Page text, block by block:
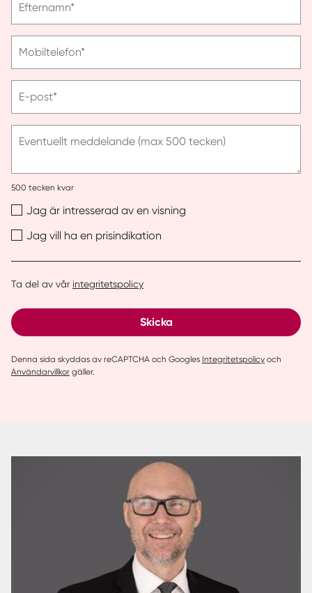
ange
Efternamn*
ange
Mobiltelefon*
ange
post
E-post*
Eventuellt meddelande (max 500 tecken)
500 tecken kvar
Jag är intresserad av en visning
Jag vill ha en prisindikation
Ta del av vår integritetspolicy
Skicka
Denna sida skyddas av reCAPTCHA och Googles Integritetspolicy och
Användarvillkor gäller.